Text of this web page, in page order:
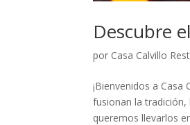
Descubre
por Casa Calvillo
¡Bienvenidos a
fusionan la tradición,
queremos llevarlos